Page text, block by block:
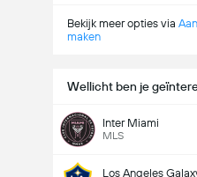
Bekijk meer opties via
maken
Wellicht ben je
Inter Miami
MLS
Los Angeles